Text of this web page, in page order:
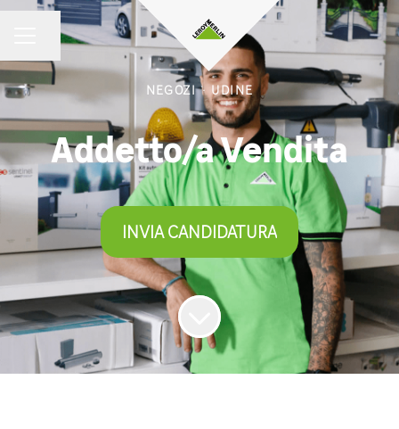
MENU CARRIERA
Condividi la pagina
NEGOZI · UDINE
Addetto/a Vendita
INVIA CANDIDATURA